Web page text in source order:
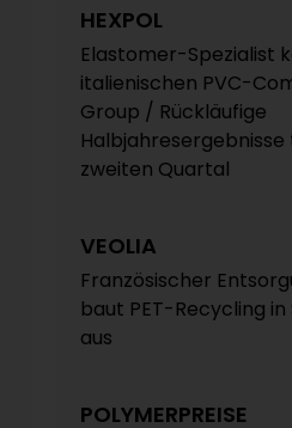
HEXPOL
Elastomer-Spezialist
italienischen PVC-
Group / Rückläufige
zweiten Quartal
VEOLIA
Französischer
baut PET-Recycling
aus
POLYMERPREISE